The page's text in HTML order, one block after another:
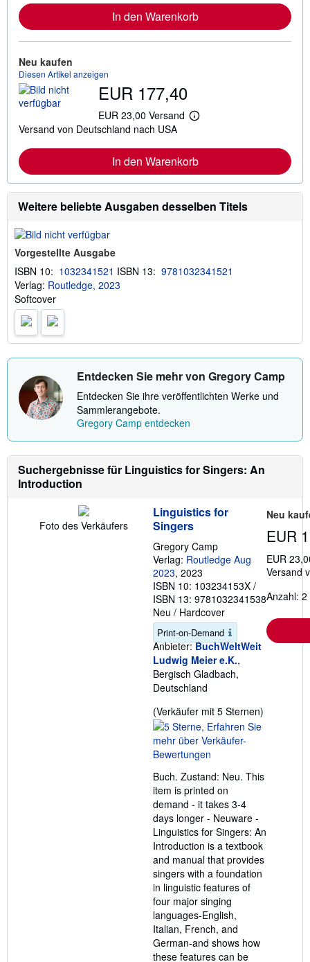
t
e
a
t
n
e
n
z
u
V
e
d
k
In den Warenkorb
Neu kaufen
Diesen Artikel anzeigen
EUR 177,40
EUR 23,00 Versand
W
t
e
e
I
n
f
i
e
s
n
s
n
Versand von Deutschland nach USA
In den Warenkorb
Weitere beliebte Ausgaben desselben Titels
Vorgestellte Ausgabe
ISBN 10: 1032341521 ISBN 13: 9781032341521
Verlag: Routledge, 2023
Softcover
Entdecken Sie mehr von Gregory Camp
Entdecken Sie ihre veröffentlichten Werke und
Sammlerangebote.
Gregory Camp entdecken
Suchergebnisse für Linguistics for Singers: An
Introduction
Foto des Verkäufers
Linguistics for
Singers
Gregory Camp
Verlag: Routledge Aug
2023, 2023
ISBN 10: 103234153X /
ISBN 13: 9781032341538
Neu / Hardcover
Print-on-Demand
Anbieter: BuchWeltWeit
Ludwig Meier e.K.,
Bergisch Gladbach,
Deutschland
(Verkäufer mit 5 Sternen)
Buch. Zustand: Neu. This
item is printed on
demand - it takes 3-4
days longer - Neuware -
Linguistics for Singers: An
Introduction is a textbook
and manual that provides
singers with a foundation
in linguistic features of
four major singing
languages-English,
Italian, French, and
German-and shows how
these features can be
Neu
EUR
EUR
Versand
Anzahl: